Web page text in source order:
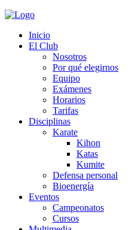
Inicio
El Club
Nosotros
Por qué elegirnos
Equipo
Exámenes
Horarios
Tarifas
Disciplinas
Karate
Kihon
Katas
Kumite
Defensa personal
Bioenergía
Eventos
Campeonatos
Cursos